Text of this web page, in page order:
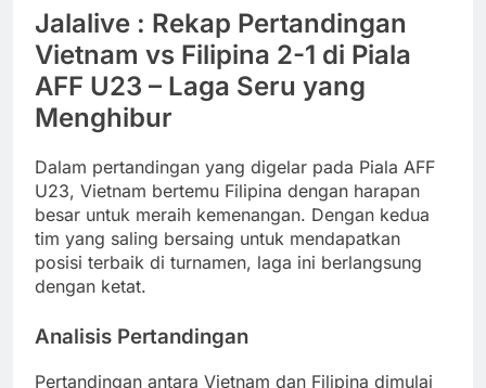
Jalalive : Rekap Pertandingan
Vietnam vs Filipina 2-1 di Piala
AFF U23 – Laga Seru yang
Menghibur
Dalam pertandingan yang digelar pada Piala AFF
U23, Vietnam bertemu Filipina dengan harapan
besar untuk meraih kemenangan. Dengan kedua
tim yang saling bersaing untuk mendapatkan
posisi terbaik di turnamen, laga ini berlangsung
dengan ketat.
Analisis Pertandingan
Pertandingan antara Vietnam dan Filipina dimulai